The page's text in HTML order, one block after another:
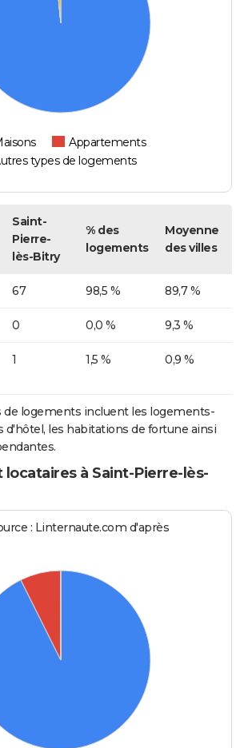
Appartements
types de logements
Saint-
Pierre-
lès-Bitry
% des
logements
Moyenne
des villes
67 98,5 % 89,7 %
0 0,0 % 9,3 %
1 1,5 % 0,9 %
de logements incluent les logements-
d'hôtel, les habitations de fortune ainsi
à Saint-Pierre-lès-
: Linternaute.com d'après